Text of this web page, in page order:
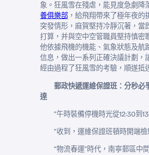
象。狂風雪在殘虐，能見度急劇降
養俱樂部 ，給飛翔帶來了極年夜的
突發情形，麻賀堅持冷靜沉著，當
打算，并與空中空管職員堅持慎密
他依據飛機的機能、氣象狀態及航
信息，做出一系列正確決議計劃，
經由過程了狂風雪的考驗，順遂抵
郵政快遞運維保證班：分秒必
達
“午時裝備停機時光從12:30到
“收到，運維保證班頓時開端檢
“物流春運”時代，南寧郵區中